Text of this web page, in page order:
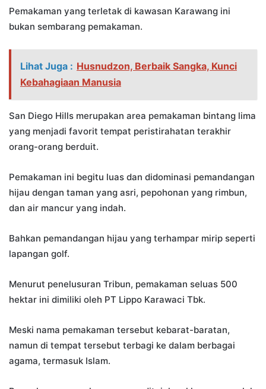
Pemakaman yang terletak di kawasan Karawang ini
bukan sembarang pemakaman.
Lihat Juga : Husnudzon, Berbaik Sangka, Kunci
Kebahagiaan Manusia
San Diego Hills merupakan area pemakaman bintang lima
yang menjadi favorit tempat peristirahatan terakhir
orang-orang berduit.
Pemakaman ini begitu luas dan didominasi pemandangan
hijau dengan taman yang asri, pepohonan yang rimbun,
dan air mancur yang indah.
Bahkan pemandangan hijau yang terhampar mirip seperti
lapangan golf.
Menurut penelusuran Tribun, pemakaman seluas 500
hektar ini dimiliki oleh PT Lippo Karawaci Tbk.
Meski nama pemakaman tersebut kebarat-baratan,
namun di tempat tersebut terbagi ke dalam berbagai
agama, termasuk Islam.